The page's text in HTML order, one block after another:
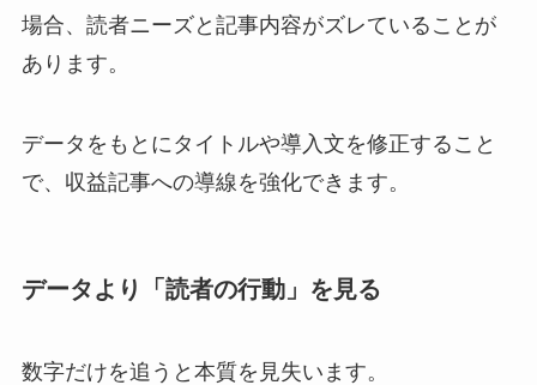
場合、読者ニーズと記事内容がズレていることが
あります。
データをもとにタイトルや導入文を修正すること
で、収益記事への導線を強化できます。
データより「読者の行動」を見る
数字だけを追うと本質を見失います。